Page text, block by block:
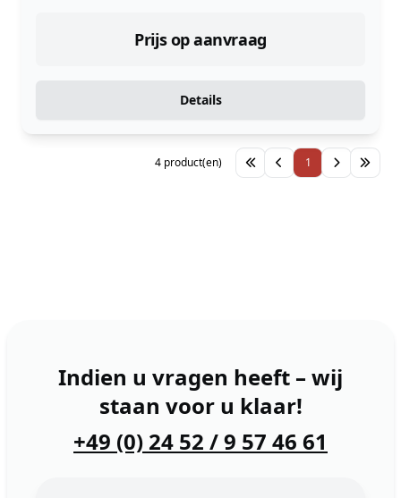
Prijs op aanvraag
Details
1
4 product(en)
Indien u vragen heeft – wij
staan voor u klaar!
+49 (0) 24 52 / 9 57 46 61